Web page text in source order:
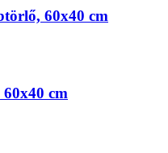
60x40 cm
cm